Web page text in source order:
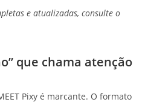
e atualizadas, consulte o
que chama atenção
Pixy é marcante. O formato